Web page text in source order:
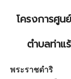
โครงการศูน
ตำบลท่าแ
พระราชดำริ